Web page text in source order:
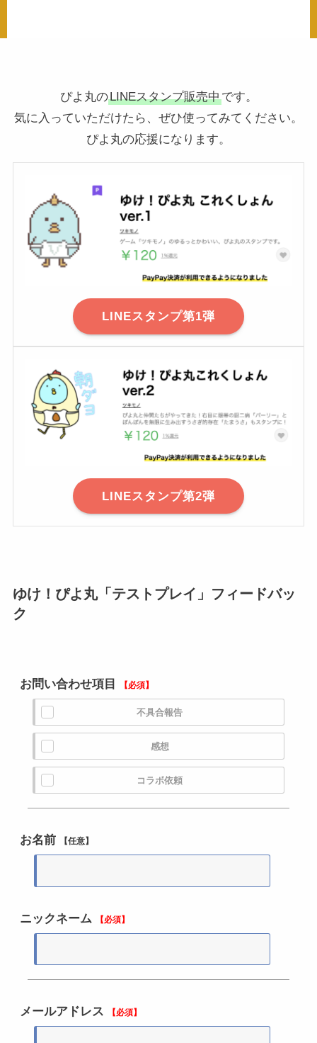
ぴよ丸のLINEスタンプ販売中です。
気に入っていただけたら、ぜひ使ってみてください。
ぴよ丸の応援になります。
LINEスタンプ第1弾
LINEスタンプ第2弾
ゆけ！ぴよ丸「テストプレイ」フィードバッ
ク
お問い合わせ項目 【必須】
不具合報告
感想
コラボ依頼
お名前 【任意】
ニックネーム 【必須】
メールアドレス 【必須】